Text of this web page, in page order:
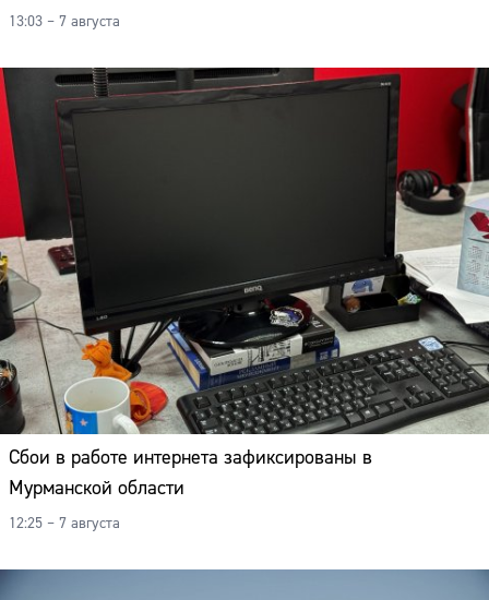
13:03 – 7 августа
Сбои в работе интернета зафиксированы в
Мурманской области
12:25 – 7 августа